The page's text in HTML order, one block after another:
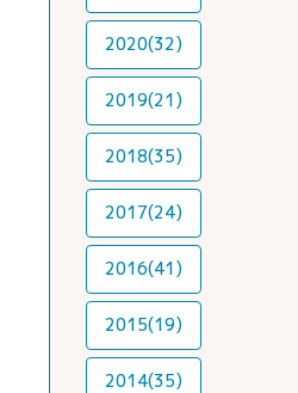
2020(32)
2019(21)
2018(35)
2017(24)
2016(41)
2015(19)
2014(35)